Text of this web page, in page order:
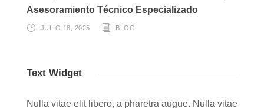
Asesoramiento Técnico Especializado
JULIO 18, 2025 BLOG
Text Widget
Nulla vitae elit libero, a pharetra augue. Nulla vitae